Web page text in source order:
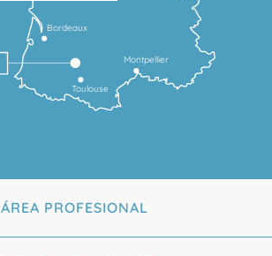
Toulouse
Montpellier
Bordeaux
ÁREA PROFESIONAL